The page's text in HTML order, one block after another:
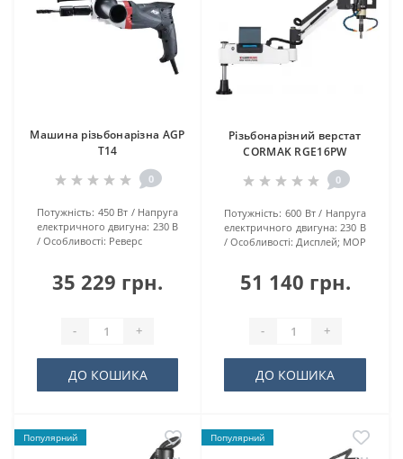
Машина різьбонарізна AGP
T14
0
Потужність: 450 Вт
Напруга
електричного двигуна: 230 В
Особливості: Реверс
35 229 грн.
- +
ДО КОШИКА
Різьбонарізний верстат
CORMAK RGE16PW
0
Потужність: 600 Вт
Напруга
електричного двигуна: 230 В
Особливості: Дисплей; МОР
51 140 грн.
- +
ДО КОШИКА
Популярний Популярний